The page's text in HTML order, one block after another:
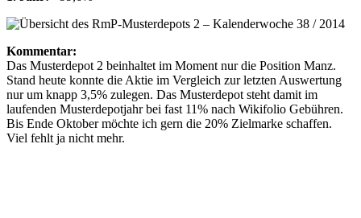
Kommentar:
Das Musterdepot 2 beinhaltet im Moment nur die Position Manz.
Stand heute konnte die Aktie im Vergleich zur letzten Auswertung
nur um knapp 3,5% zulegen. Das Musterdepot steht damit im
laufenden Musterdepotjahr bei fast 11% nach Wikifolio Gebühren.
Bis Ende Oktober möchte ich gern die 20% Zielmarke schaffen.
Viel fehlt ja nicht mehr.